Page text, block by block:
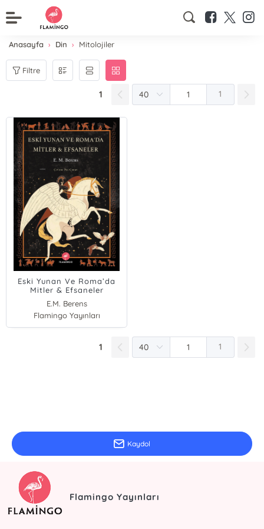
Anasayfa Din Mitolojiler
Filtre
1 1
Eski Yunan Ve Roma’da
Mitler & Efsaneler
E.M. Berens
Flamingo Yayınları
1 1
Kaydol
Flamingo Yayınları